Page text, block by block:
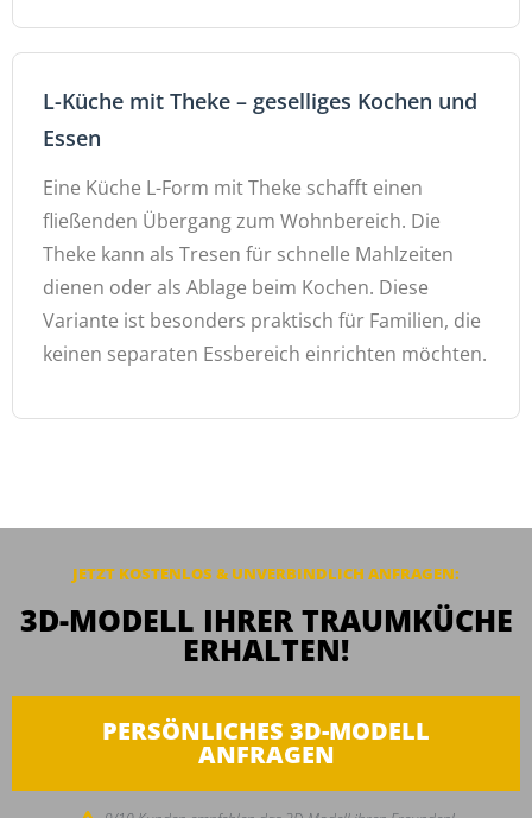
L-Küche mit Theke – geselliges Kochen und
Essen
Eine Küche L-Form mit Theke schafft einen
fließenden Übergang zum Wohnbereich. Die
Theke kann als Tresen für schnelle Mahlzeiten
dienen oder als Ablage beim Kochen. Diese
Variante ist besonders praktisch für Familien, die
keinen separaten Essbereich einrichten möchten.
JETZT KOSTENLOS & UNVERBINDLICH ANFRAGEN:
3D-MODELL IHRER TRAUMKÜCHE
ERHALTEN!
PERSÖNLICHES 3D-MODELL
ANFRAGEN